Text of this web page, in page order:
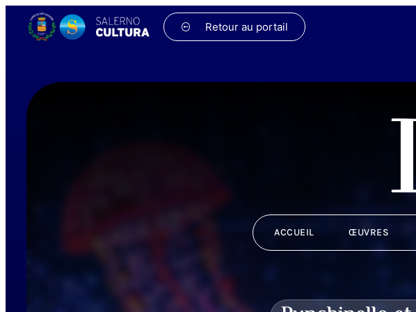
Retour au portail
ACCUEIL ŒUVRES